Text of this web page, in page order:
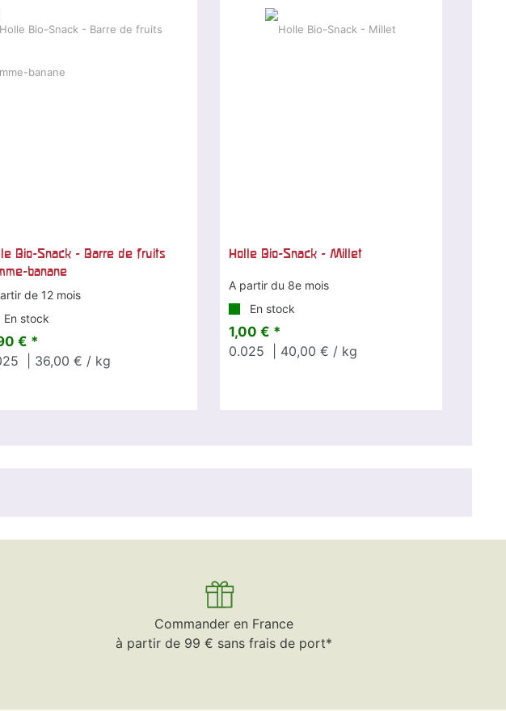
Bio-Snack - Barre de fruits
banane
de 12 mois
En stock
€ *
| 36,00 € / kg
Holle Bio-Snack - Millet
A partir du 8e mois
En stock
1,00 € *
0.025
| 40,00 € / kg
Commander en France
à partir de 99 € sans frais de port*